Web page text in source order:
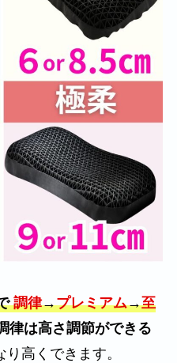
調律→プレミアム→至
律は高さ調節ができる
り高くできます。